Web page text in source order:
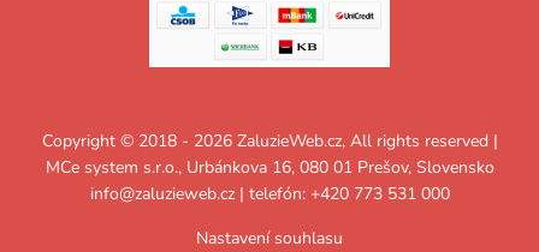
Copyright © 2018 - 2026 ZaluzieWeb.cz, All rights reserved |
MCe system s.r.o., Urbánkova 16, 080 01 Prešov, Slovensko
info@zaluzieweb.cz| telefón: +420 773 531 000
Nastavení souhlasu